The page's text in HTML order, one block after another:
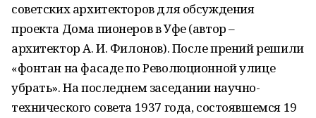
советских архитекторов для обсуждения
проекта Дома пионеров в Уфе (автор –
архитектор А. И. Филонов). После прений решили
«фонтан на фасаде по Революционной улице
убрать». На последнем заседании научно-
технического совета 1937 года, состоявшемся 19